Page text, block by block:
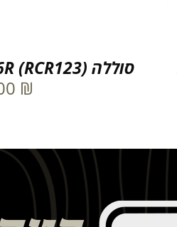
סוללה NL166R (RCR123) נטענת USB
₪